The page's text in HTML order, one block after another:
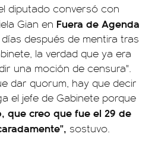
diputado conversó con
Gian en Fuera de Agenda
después de mentira tras
la verdad que ya era
una moción de censura".
dar quorum, hay que decir
el jefe de Gabinete porque
que creo que fue el 29 de
sostuvo.